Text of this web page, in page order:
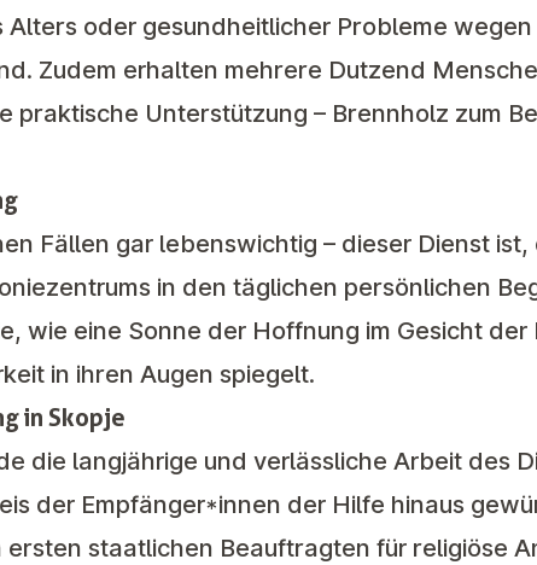
Alters oder gesundheitlicher Probleme
Zudem erhalten mehrere Dutzend
praktische Unterstützung – Brennholz zum
Fällen gar lebenswichtig – dieser Dienst
in den täglichen persönlichen
wie eine Sonne der Hoffnung im Gesicht
in ihren Augen spiegelt.
in Skopje
die langjährige und verlässliche Arbeit des
der Empfänger*innen der Hilfe hinaus
ersten staatlichen Beauftragten für religiöse